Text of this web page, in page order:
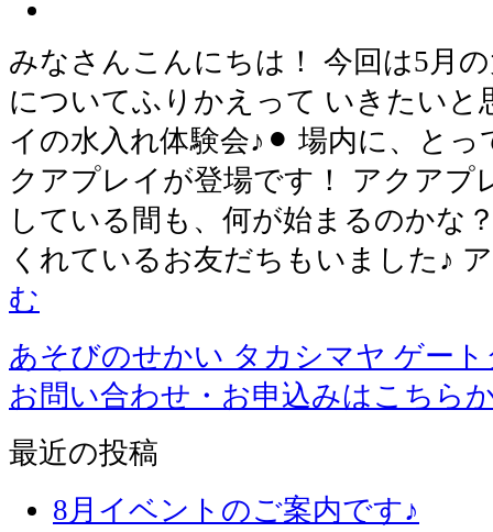
みなさんこんにちは！ 今回は5月
についてふりかえって いきたいと
イの水入れ体験会♪⚫︎ 場内に、と
クアプレイが登場です！ アクアプ
している間も、何が始まるのかな
くれているお友だちもいました♪
む
あそびのせかい タカシマヤ ゲー
お問い合わせ・お申込みはこちら
最近の投稿
8月イベントのご案内です♪